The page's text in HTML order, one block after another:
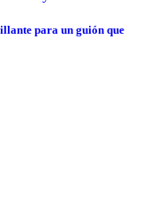
para un guión que